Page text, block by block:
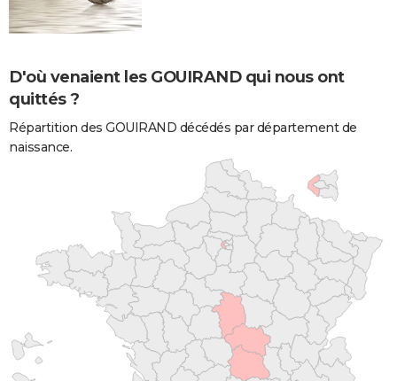
D'où venaient les GOUIRAND qui nous ont
quittés ?
Répartition des GOUIRAND décédés par département de
naissance.